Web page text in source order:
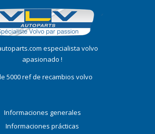
especialista volvo
apasionado !
5000 ref de recambios volvo
Informaciones generales
Informaciones prácticas